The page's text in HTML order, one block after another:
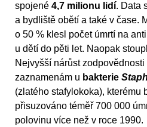
spojené 4,7 milionu lidí. Data
a bydliště obětí a také v čase.
o 50 % klesl počet úmrtí na
u dětí do pěti let. Naopak
Nejvyšší nárůst zodpovědnosti
zaznamenám u bakterie
(zlatého stafylokoka), kterému
přisuzováno téměř 700 000
polovinu více než v roce 1990.